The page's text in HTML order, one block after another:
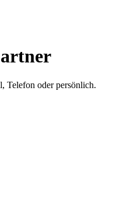
Telefon oder persönlich.